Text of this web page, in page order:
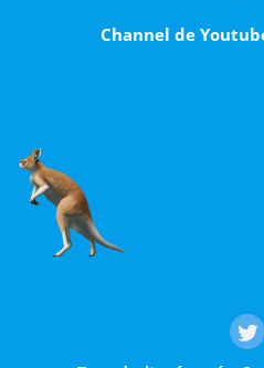
Channel de